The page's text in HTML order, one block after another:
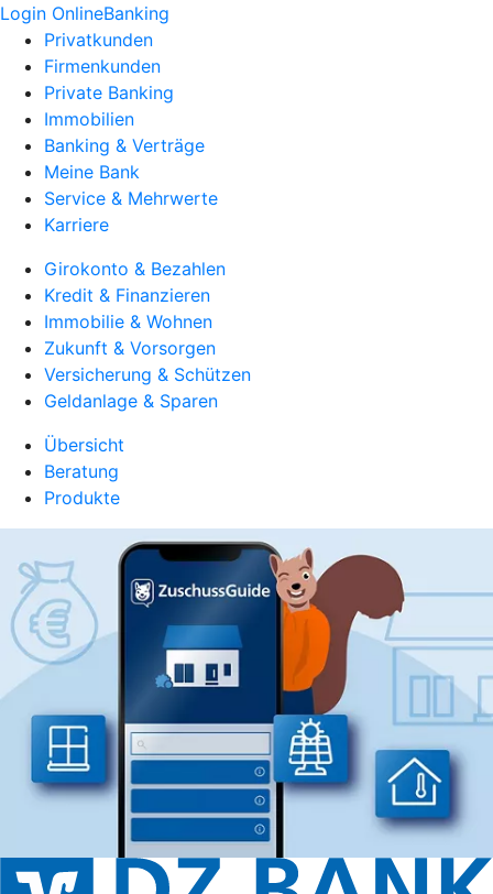
Login OnlineBanking
Privatkunden
Firmenkunden
Private Banking
Immobilien
Banking & Verträge
Meine Bank
Service & Mehrwerte
Karriere
Girokonto & Bezahlen
Kredit & Finanzieren
Immobilie & Wohnen
Zukunft & Vorsorgen
Versicherung & Schützen
Geldanlage & Sparen
Übersicht
Beratung
Produkte